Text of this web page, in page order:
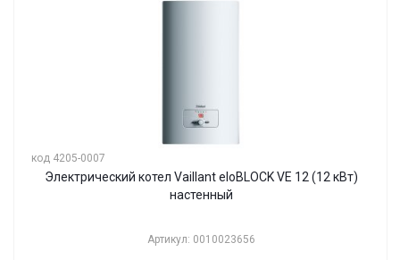
код 4205-0007
Электрический котел Vaillant eloBLOCK VE 12 (12 кВт)
настенный
Артикул: 0010023656